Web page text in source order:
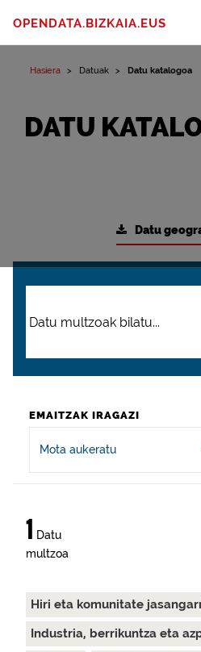
OPENDATA.BIZKAIA.EUS
Hasiera Datuak Datu katalogoa
DATU
Datu
EMAITZAK IRAGAZI
Mota aukeratu
1 Datu
multzoa
Hiri eta komunitate
Industria, berrikuntza eta